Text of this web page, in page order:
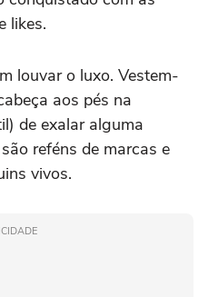
likes.
louvar o luxo. Vestem-
aos pés na
de exalar alguma
reféns de marcas e
vivos.